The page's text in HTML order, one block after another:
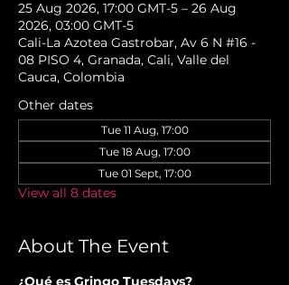
25 Aug 2026, 17:00 GMT-5 – 26 Aug
2026, 03:00 GMT-5
Cali-La Azotea Gastrobar, Av 6 N #16 -
08 PISO 4, Granada, Cali, Valle del
Cauca, Colombia
Other dates
Tue 11 Aug, 17:00
Tue 18 Aug, 17:00
Tue 01 Sept, 17:00
View all 8 dates
About The Event
¿Qué es Gringo Tuesdays?